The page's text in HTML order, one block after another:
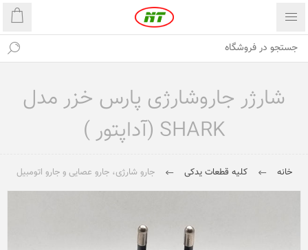
شارژر جاروشارژی پارس خزر مدل
SHARK (آداپتور )
خانه کلیه قطعات یدکی جارو شارژی، جارو عصایی و جارو اتومبیل